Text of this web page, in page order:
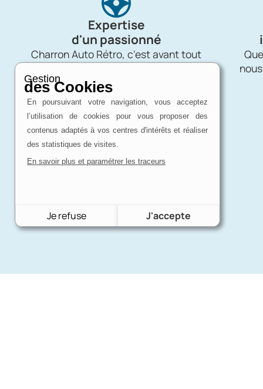
Expertise
d'un passionné
Charron Auto Rétro, c'est avant tout
Gestion
des Cookies
En poursuivant votre navigation, vous acceptez
l’utilisation de cookies pour vous proposer des
contenus adaptés à vos centres d'intérêts et réaliser
des statistiques de visites.
En savoir plus et paramétrer les traceurs
Je refuse J'accepte